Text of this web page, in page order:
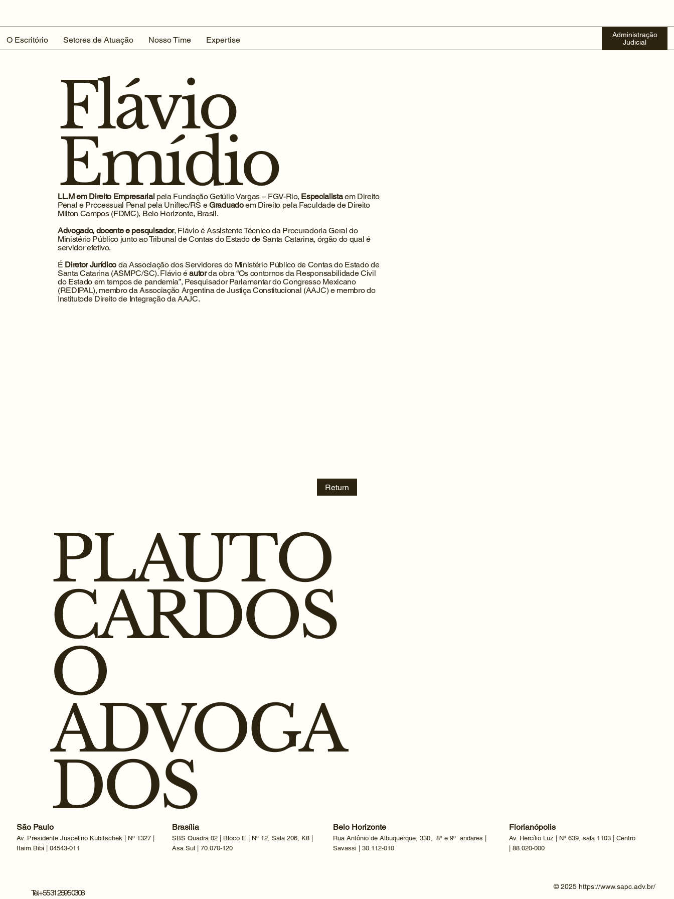
O Escritório Setores de Atuação Nosso Time Expertise
Administração
Judicial
Flávio
Emídio
LL.M em Direito Empresarialpela Fundação Getúlio Vargas – FGV-Rio, Especialistaem Direito
Penal e Processual Penal pela Uniftec/RS eGraduadoem Direito pela Faculdade de Direito
Milton Campos (FDMC), Belo Horizonte, Brasil.
Advogado, docente e pesquisador, Flávio é Assistente Técnico da Procuradoria Geral do
Ministério Público junto ao Tribunal de Contas do Estado de Santa Catarina, órgão do qual é
servidor efetivo.
É Diretor Jurídico da Associação dos Servidores do Ministério Público de Contas do Estado de
Santa Catarina (ASMPC/SC). Flávio éautorda obra “Os contornos da Responsabilidade Civil
do Estado em tempos de pandemia”, Pesquisador Parlamentar do Congresso Mexicano
(REDIPAL), membro da Associação Argentina de Justiça Constitucional (AAJC) e membro do
Institutode Direito de Integração da AAJC.
Return
PLAUTO
CARDOS
O
ADVOGA
DOS
São Paulo
Av. Presidente Juscelino Kubitschek | Nº 1327 |
Itaim Bibi | 04543-011
Brasília
SBS Quadra 02 | Bloco E | Nº 12, Sala 206, K8 |
Asa Sul | 70.070-120
Belo Horizonte
Rua Antônio de Albuquerque, 330, 8º e 9º andares |
Savassi | 30.112-010
Florianópolis
Av. Hercílio Luz | Nº 639, sala 1103 | Centro
| 88.020-000
Tel. + 55 31 2595 0308
© 2025 https://www.sapc.adv.br/